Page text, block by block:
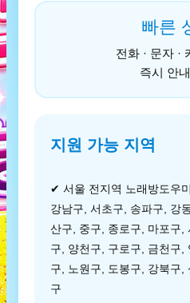
빠른
전화 · 문자 ·
즉시 안
지원 가능 지역
✔ 서울 전지역 노래방도우
강남구, 서초구, 송파구, 강
산구, 중구, 종로구, 마포구,
구, 양천구, 구로구, 금천구,
구, 노원구, 도봉구, 강북구,
구